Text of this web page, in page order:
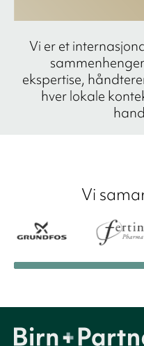
Vi er et
ekspertise,
hver lokale
Vi